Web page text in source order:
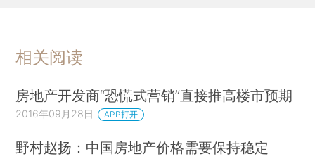
相关阅读
房地产开发商“恐慌式营销”直接推高楼市预期
2016年09月28日 APP打开
野村赵扬：中国房地产价格需要保持稳定